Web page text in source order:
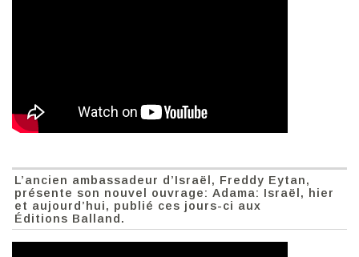
L’ancien ambassadeur d’Israël, Freddy Eytan,
présente son nouvel ouvrage: Adama: Israël, hier
et aujourd’hui, publié ces jours-ci aux
Éditions Balland.